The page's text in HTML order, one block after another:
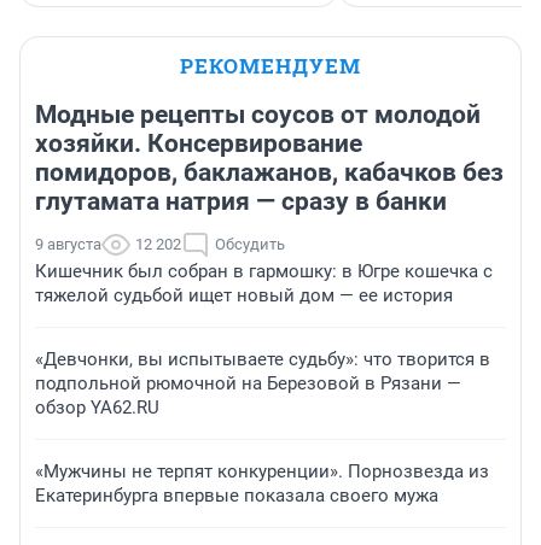
РЕКОМЕНДУЕМ
Модные рецепты соусов от молодой
хозяйки. Консервирование
помидоров, баклажанов, кабачков без
глутамата натрия — сразу в банки
9 августа 12 202 Обсудить
Кишечник был собран в гармошку: в Югре кошечка с
тяжелой судьбой ищет новый дом — ее история
«Девчонки, вы испытываете судьбу»: что творится в
подпольной рюмочной на Березовой в Рязани —
обзор YA62.RU
«Мужчины не терпят конкуренции». Порнозвезда из
Екатеринбурга впервые показала своего мужа